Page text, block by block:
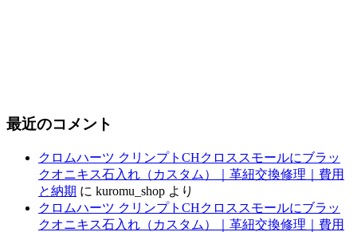
最近のコメント
クロムハーツ クリンプトCHクロススモールにブラッ
クオニキス石入れ（カスタム）｜革紐交換修理｜費用
と納期 に kuromu_shop より
クロムハーツ クリンプトCHクロススモールにブラッ
クオニキス石入れ（カスタム）｜革紐交換修理｜費用